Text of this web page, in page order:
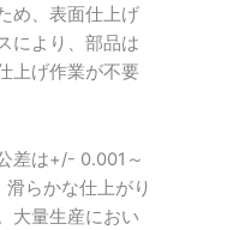
め、表面仕上げ
により、部品は
上げ作業が不要
差は+/- 0.001～
らかな仕上がり
大量生産におい